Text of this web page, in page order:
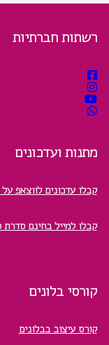
רשתות חברתיות
מתנות ועדכונים
קבלו עדכונים לווצאפ
קבלו למייל בחינם סדרת
קורסי בלונים
קורס עיצוב בבלונים